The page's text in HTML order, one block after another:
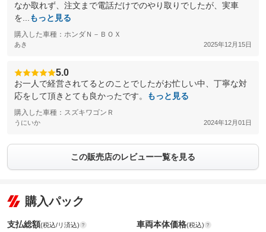
なか取れず、注文まで電話だけでのやり取りでしたが、実車
を...
もっと見る
購入した車種：ホンダＮ－ＢＯＸ
あき 2025年12月15日
5.0
お一人で経営されてるとのことでしたがお忙しい中、丁寧な対
応をして頂きとても良かったです。
もっと見る
購入した車種：スズキワゴンＲ
うにいか 2024年12月01日
この販売店のレビュー一覧を見る
購入パック
支払総額(税込/リ済込) 車両本体価格(税込)